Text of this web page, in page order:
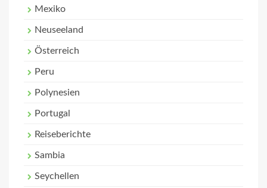
Mexiko
Neuseeland
Österreich
Peru
Polynesien
Portugal
Reiseberichte
Sambia
Seychellen